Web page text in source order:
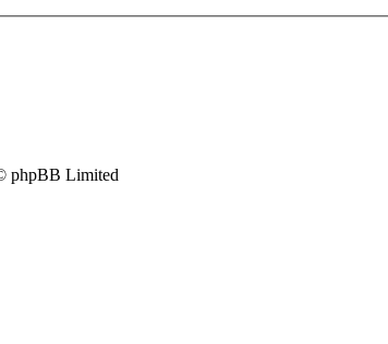
phpBB Limited